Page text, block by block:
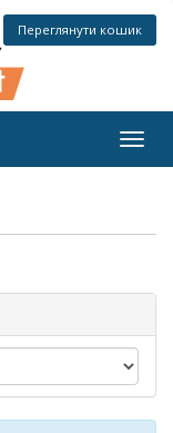
Переглянути кошик